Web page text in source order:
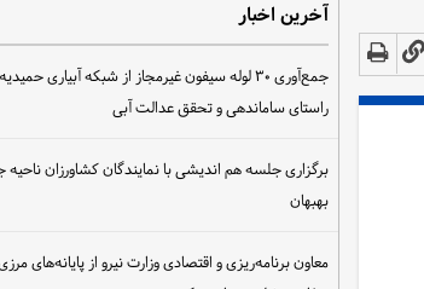
آخرین اخبار
جمع‌آوری ۳۰ لوله سیفون غیرمجاز از شبکه آبیاری
راستای ساماندهی و تحقق عدالت آبی
برگزاری جلسه هم اندیشی با نمایندگان کشاورزان
بهبهان
معاون برنامه‌ریزی و اقتصادی وزارت نیرو از پایانه‌های